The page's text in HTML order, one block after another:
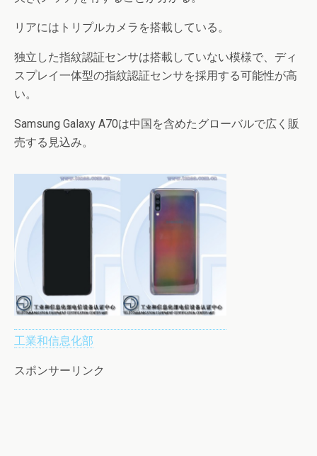
リアにはトリプルカメラを搭載している。
独立した指紋認証センサは搭載していない模様で、ディ
スプレイ一体型の指紋認証センサを採用する可能性が高
い。
Samsung Galaxy A70は中国を含めたグローバルで広く販
売する見込み。
工業和信息化部
スポンサーリンク